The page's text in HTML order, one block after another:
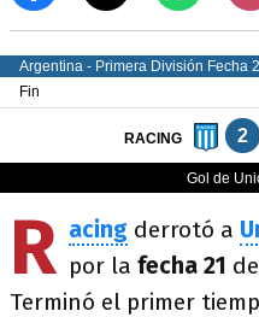
R acing derrotó a
por la fecha 21
Terminó el primer